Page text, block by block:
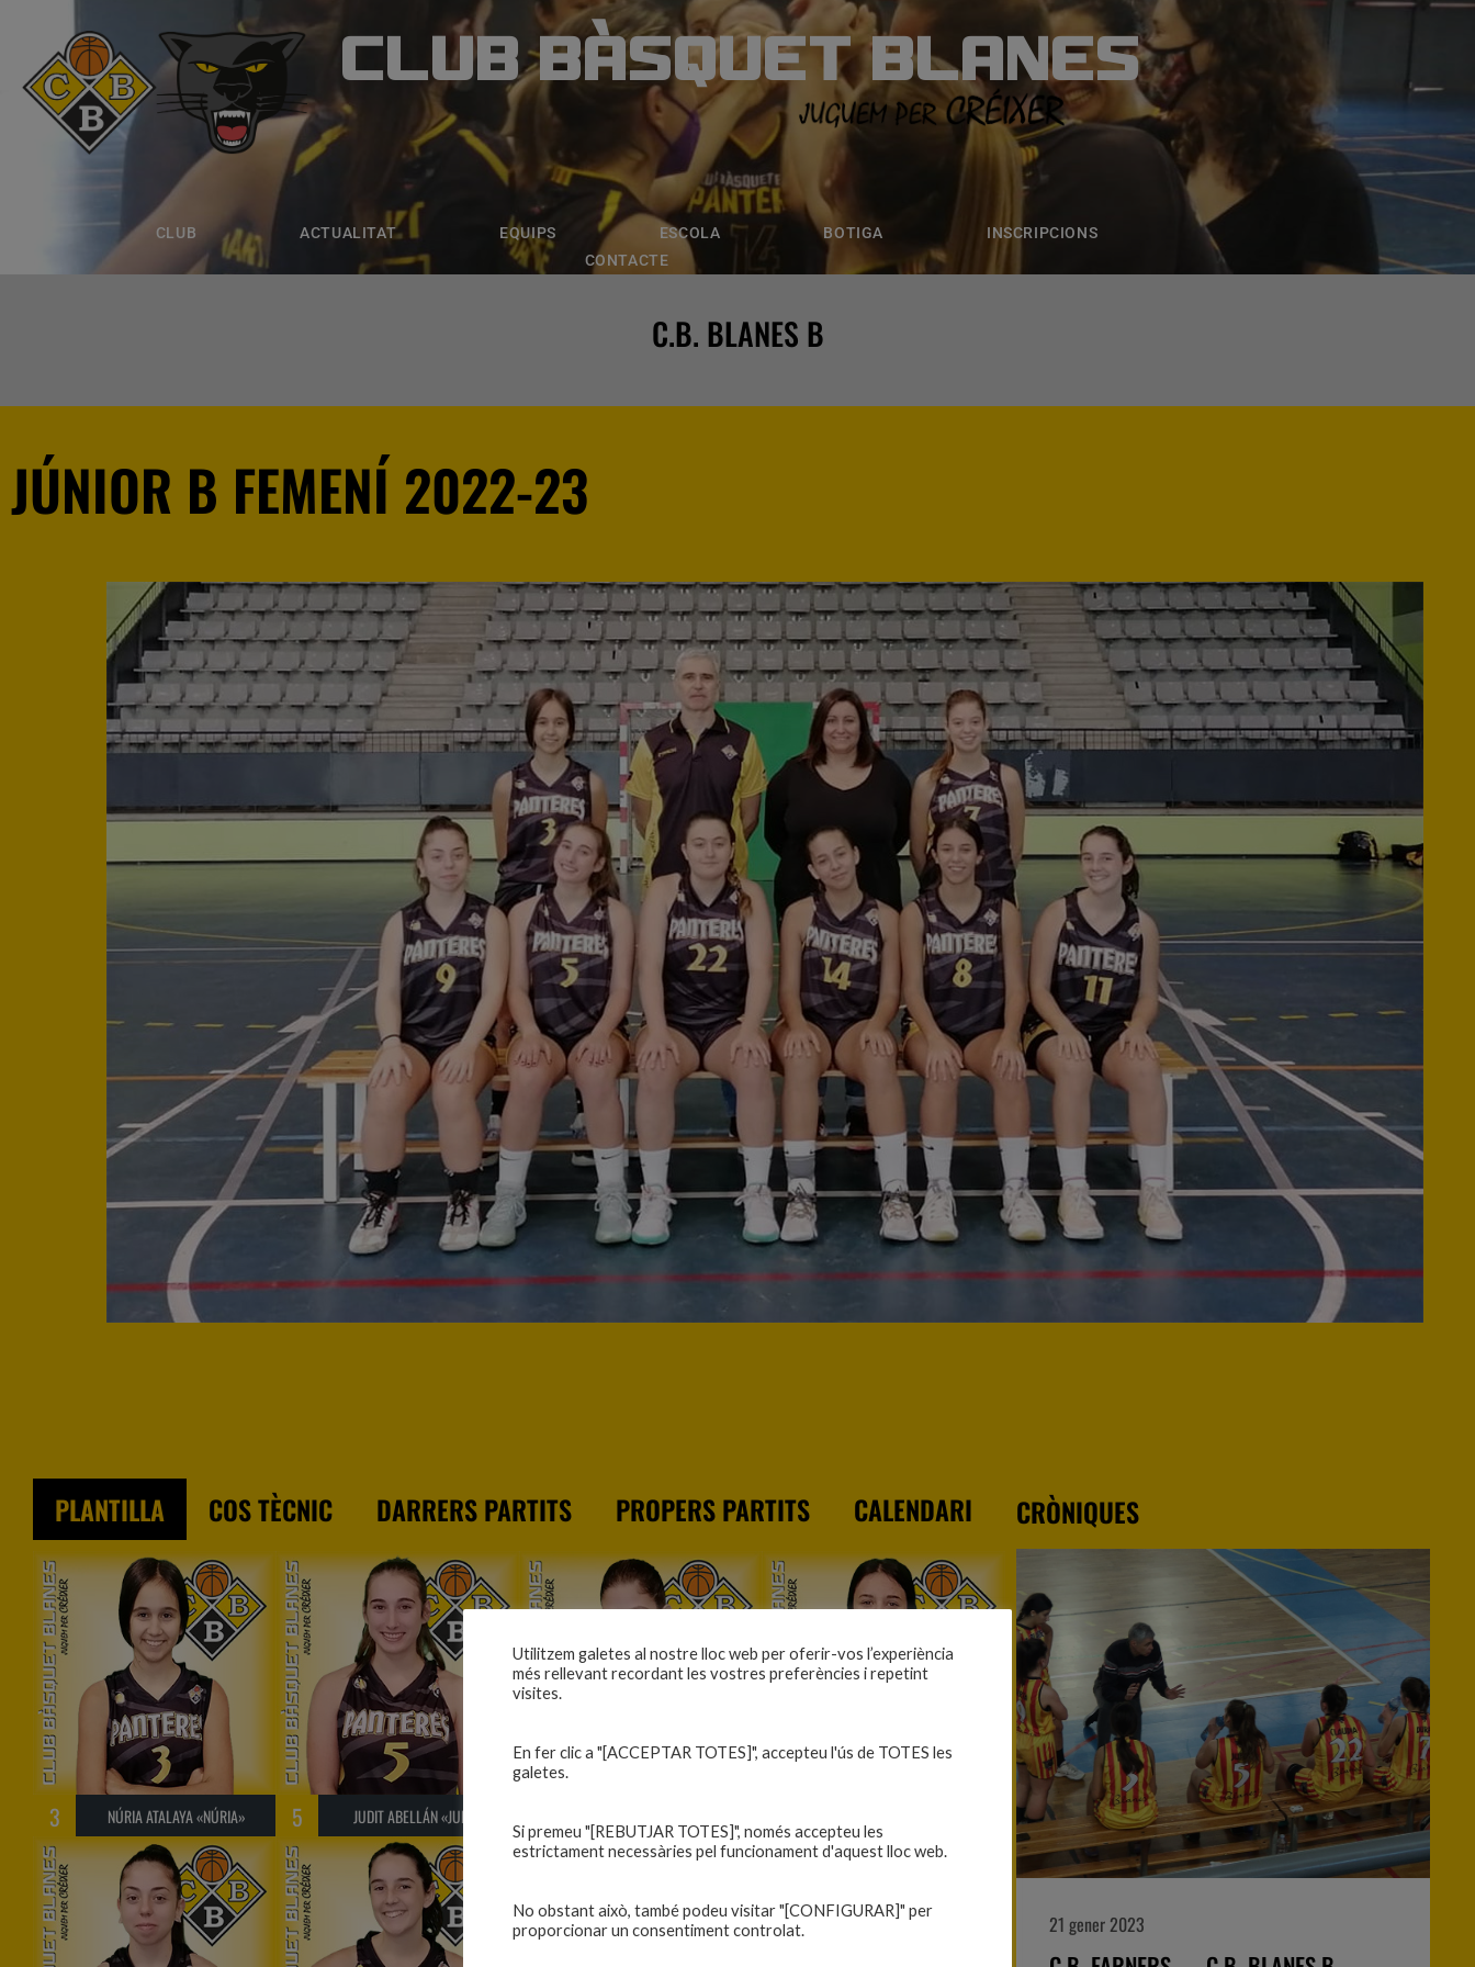
CLUB BÀSQUET BLANES
CLUB ACTUALITAT EQUIPS ESCOLA BOTIGA
INSCRIPCIONS
CONTACTE
CLUB BÀSQUET BLANES
ACTUALITAT ESCOLA BOTIGA INSCRIPCIONS
C.B. BLANES B
JÚNIOR B FEMENÍ 2022-23
PLANTILLA COS TÈCNIC DARRERS PARTITS PROPERS PARTITS CALENDARI
3 NÚRIA ATALAYA «NÚRIA» 5 JUDIT ABELLÁN «JUDIT»
CRÒNIQUES
11 març 2023 21 gener 2023 14 gener 2023
Utilitzem galetes al nostre lloc web per oferir-vos l’experiència
més rellevant recordant les vostres preferències i repetint
visites.
En fer clic a "[ACCEPTAR TOTES]", accepteu l'ús de TOTES les
galetes.
Si premeu "[REBUTJAR TOTES]", només accepteu les
estrictament necessàries pel funcionament d'aquest lloc web.
No obstant això, també podeu visitar "[CONFIGURAR]" per
proporcionar un consentiment controlat.